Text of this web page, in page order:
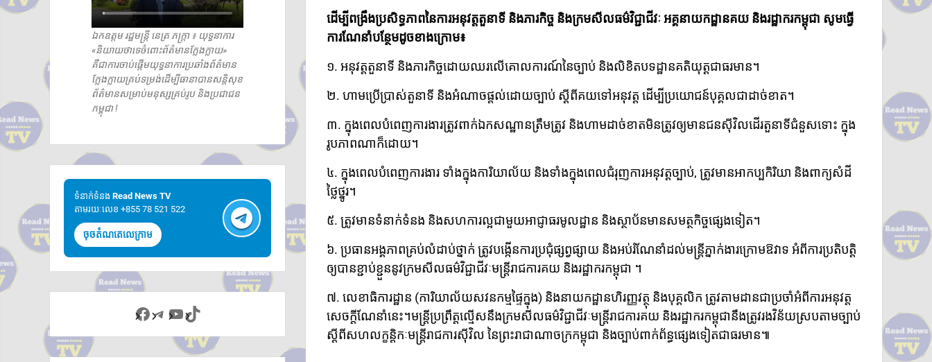
ដើម្បីពង្រឹងប្រសិទ្ធភាពនៃការអនុវត្តតួនាទី និងភារកិច្ច និងក្រមសីលធម៌វិជ្ជាជីវៈ អគ្គនាយកដ្ឋានគយ និងរដ្ឋាករកម្ពុជា សូមធ្វើ
ការណែនាំបន្ថែមដូចខាងក្រោម៖
១. អនុវត្តតួនាទី និងភារកិច្ចដោយឈរលើគោលការណ៍នៃច្បាប់ និងលិខិតបទដ្ឋានគតិយុត្តជាធរមាន។
២. ហាមប្រើប្រាស់តួនាទី និងអំណាចផ្តល់ដោយច្បាប់ ស្តីពីគយទៅអនុវត្ត ដើម្បីប្រយោជន៍បុគ្គលជាដាច់ខាត។
៣. ក្នុងពេលបំពេញការងារត្រូវពាក់ឯកសណ្ឋានត្រឹមត្រូវ និងហាមដាច់ខាតមិនត្រូវឲ្យមានជនស៊ីវិលដើរតួនាទីជំនួសទោះ ក្នុង
រូបភាពណាក៏ដោយ។
៤. ក្នុងពេលបំពេញការងារ ទាំងក្នុងការិយាល័យ និងទាំងក្នុងពេលជំរុញការអនុវត្តច្បាប់, ត្រូវមានអាកប្បកិរិយា និងពាក្យសំដី
ថ្លៃថ្នូរ។
៥. ត្រូវមានទំនាក់ទំនង និងសហការល្អជាមួយអាជ្ញាធរមូលដ្ឋាន និងស្ថាប័នមានសមត្ថកិច្ចផ្សេងទៀត។
៦. ប្រធានអង្គភាពគ្រប់លំដាប់ថ្នាក់ ត្រូវបង្កើនការប្រជុំផ្សព្វផ្សាយ និងអប់រំណែនាំដល់មន្ត្រីភ្នាក់ងារក្រោមឱវាទ អំពីការប្រតិបត្តិ
ឲ្យបានខ្ជាប់ខ្ជួននូវក្រមសីលធម៌វិជ្ជាជីវៈមន្ត្រីរាជការគយ និងរដ្ឋាករកម្ពុជា ។
៧. លេខាធិការដ្ឋាន (ការិយាល័យសវនកម្មផ្ទៃក្នុង) និងនាយកដ្ឋានហិរញ្ញវត្ថុ និងបុគ្គលិក ត្រូវតាមដានជាប្រចាំអំពីការអនុវត្ត
សេចក្ដីណែនាំនេះ។មន្ត្រីប្រព្រឹត្តល្មើសនឹងក្រមសីលធម៌វិជ្ជាជីវៈមន្ត្រីរាជការគយ និងរដ្ឋាករកម្ពុជានឹងត្រូវរងវិន័យស្របតាមច្បាប់
ស្តីពីសហលក្ខន្តិកៈមន្ត្រីរាជការស៊ីវិល នៃព្រះរាជាណាចក្រកម្ពុជា និងច្បាប់ពាក់ព័ន្ធផ្សេងទៀតជាធរមាន៕
ឯកឧត្តម រដ្ឋមន្ត្រី នេត្រ ភក្រ្តា ៖ យុទ្ធនាការ
«និយាយថាទេចំពោះព័ត៌មានក្លែងក្លាយ»
គឺជាការចាប់ផ្តើមយុទ្ធនាការប្រឆាំងព័ត៌មាន
ក្លែងក្លាយគ្រប់ទម្រង់ដើម្បីធានាបានសន្តិសុខ
ព័ត៌មានសម្រាប់មនុស្សគ្រប់រូប និងប្រជាជន
កម្ពុជា !
ទំនាក់ទំនង​​ Read News TV
តាមរយៈលេខ +855 78 521 522
ចុចតំណតេលេក្រាម
Facebook
Telegram
YouTube
TikTok